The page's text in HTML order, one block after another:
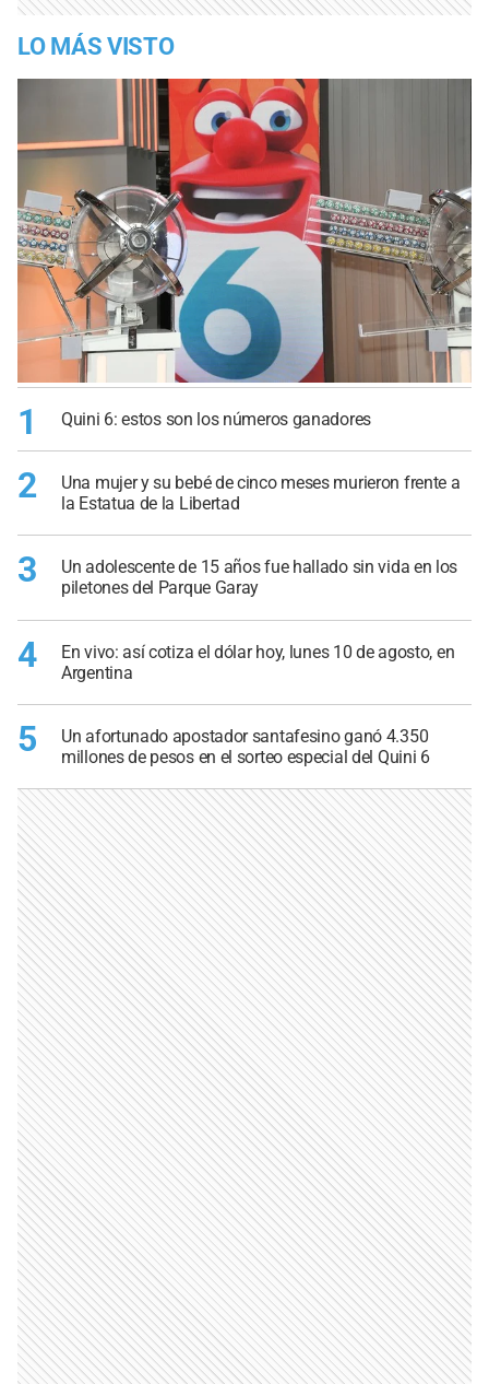
LO MÁS VISTO
1 Quini 6: estos son los números ganadores
2
Una mujer y su bebé de cinco meses murieron frente a
la Estatua de la Libertad
3
Un adolescente de 15 años fue hallado sin vida en los
piletones del Parque Garay
4
En vivo: así cotiza el dólar hoy, lunes 10 de agosto, en
Argentina
5
Un afortunado apostador santafesino ganó 4.350
millones de pesos en el sorteo especial del Quini 6